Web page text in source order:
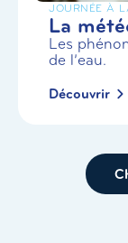
JOURNÉE À
La
Les
de l’eau.
Découvrir